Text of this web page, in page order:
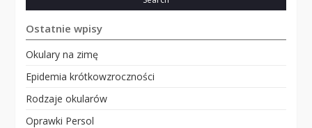
Ostatnie wpisy
Okulary na zimę
Epidemia krótkowzroczności
Rodzaje okularów
Oprawki Persol